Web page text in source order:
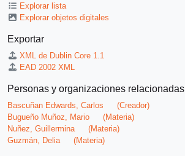
Explorar lista
Explorar objetos digitales
Exportar
XML de Dublin Core 1.1
EAD 2002 XML
Personas y organizaciones relacionadas
Bascuñan Edwards, Carlos
(Creador)
Bugueño Muñoz, Mario
(Materia)
Nuñez, Guillermina
(Materia)
Guzmán, Delia
(Materia)